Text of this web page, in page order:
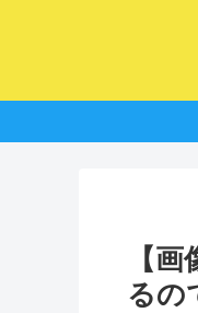
【
るの